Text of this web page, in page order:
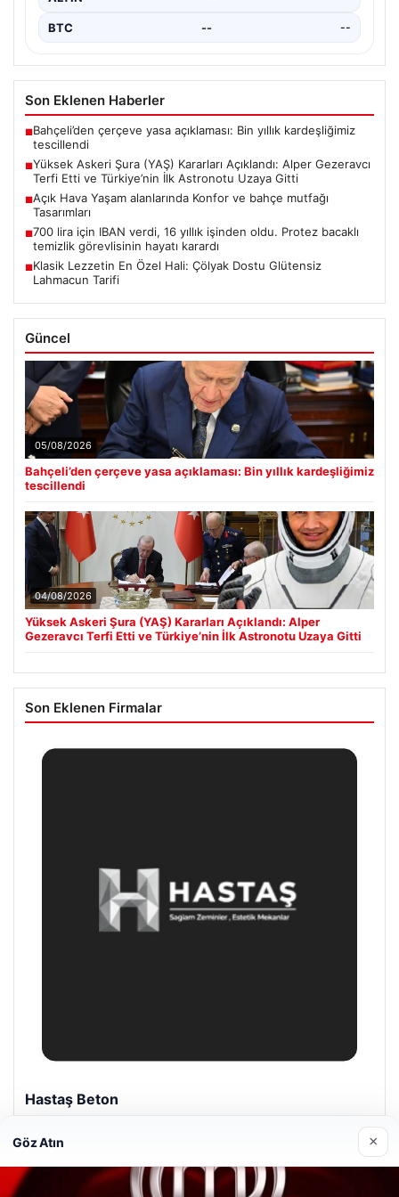
BTC -- --
Son Eklenen Haberler
■Bahçeli’den çerçeve yasa açıklaması: Bin yıllık kardeşliğimiz
tescillendi
■Yüksek Askeri Şura (YAŞ) Kararları Açıklandı: Alper Gezeravcı
Terfi Etti ve Türkiye’nin İlk Astronotu Uzaya Gitti
■Açık Hava Yaşam alanlarında Konfor ve bahçe mutfağı
Tasarımları
■700 lira için IBAN verdi, 16 yıllık işinden oldu. Protez bacaklı
temizlik görevlisinin hayatı karardı
■Klasik Lezzetin En Özel Hali: Çölyak Dostu Glütensiz
Lahmacun Tarifi
Güncel
05/08/2026
Bahçeli’den çerçeve yasa açıklaması: Bin yıllık kardeşliğimiz
tescillendi
04/08/2026
Yüksek Askeri Şura (YAŞ) Kararları Açıklandı: Alper
Gezeravcı Terfi Etti ve Türkiye’nin İlk Astronotu Uzaya Gitti
Son Eklenen Firmalar
Hastaş Beton
Göz Atın ×